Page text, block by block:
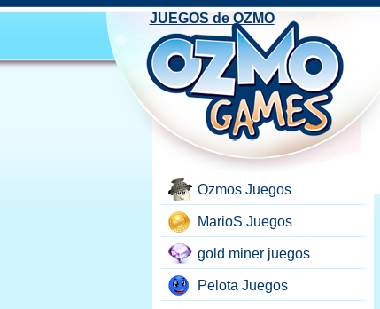
Ozmos Juegos
MarioS Juegos
gold miner juegos
Pelota Juegos
JUEGOS de OZMO